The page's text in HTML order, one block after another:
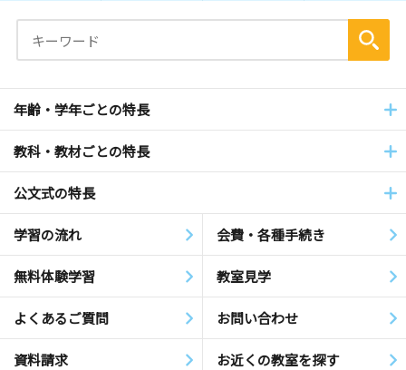
年齢・学年ごとの特長
教科・教材ごとの特長
公文式の特長
学習の流れ 会費・各種手続き
無料体験学習 教室見学
よくあるご質問 お問い合わせ
資料請求 お近くの教室を探す